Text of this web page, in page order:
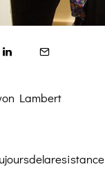
Lambert